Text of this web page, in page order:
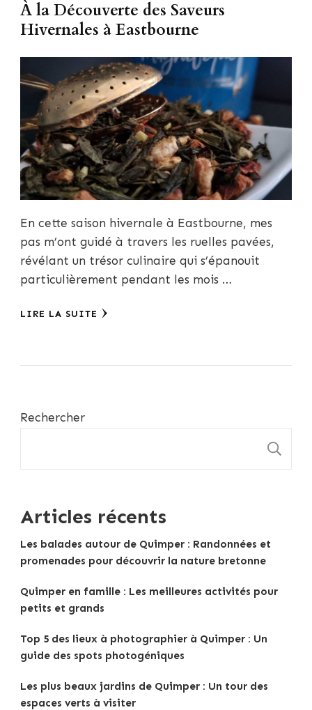
À la Découverte des Saveurs
Hivernales à Eastbourne
En cette saison hivernale à Eastbourne, mes
pas m’ont guidé à travers les ruelles pavées,
révélant un trésor culinaire qui s’épanouit
particulièrement pendant les mois …
LIRE LA SUITE
Rechercher
Articles récents
Les balades autour de Quimper : Randonnées et
promenades pour découvrir la nature bretonne
Quimper en famille : Les meilleures activités pour
petits et grands
Top 5 des lieux à photographier à Quimper : Un
guide des spots photogéniques
Les plus beaux jardins de Quimper : Un tour des
espaces verts à visiter